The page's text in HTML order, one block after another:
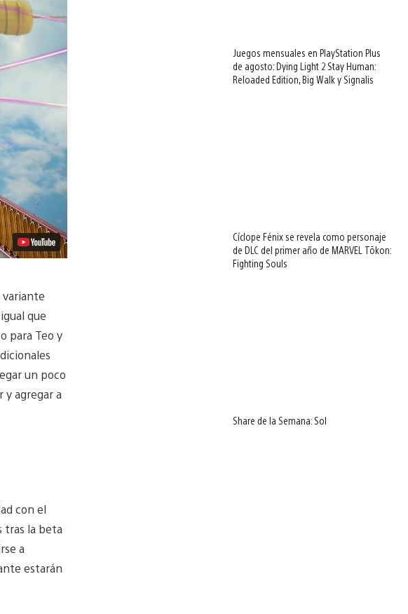
variante
que
para Teo y
un poco
y agregar a
con el
tras la beta
a
estarán
Juegos mensuales en PlayStation Plus
de agosto: Dying Light 2 Stay Human:
Reloaded Edition, Big Walk y Signalis
Cíclope Fénix se revela como personaje
de DLC del primer año de MARVEL Tōkon:
Fighting Souls
Share de la Semana: Sol